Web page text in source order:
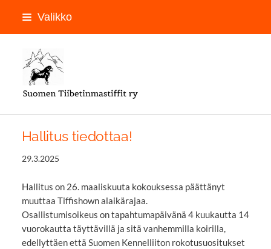
Siirry
Valikko
Hallitus tiedottaa!
29.3.2025
Hallitus on 26. maaliskuuta kokouksessa päättänyt
muuttaa Tiffishown alaikärajaa.
Osallistumisoikeus on tapahtumapäivänä 4 kuukautta 14
vuorokautta täyttävillä ja sitä vanhemmilla koirilla,
edellyttäen että Suomen Kennelliiton rokotusuositukset